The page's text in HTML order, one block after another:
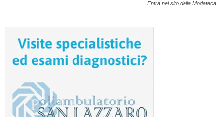
Entra nel sito della Modateca